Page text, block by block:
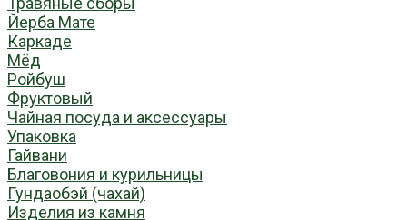
Йерба Мате
Каркаде
Мёд
Ройбуш
Фруктовый
Чайная посуда и аксессуары
Упаковка
Гайвани
Благовония и курильницы
Гундаобэй (чахай)
Изделия из камня